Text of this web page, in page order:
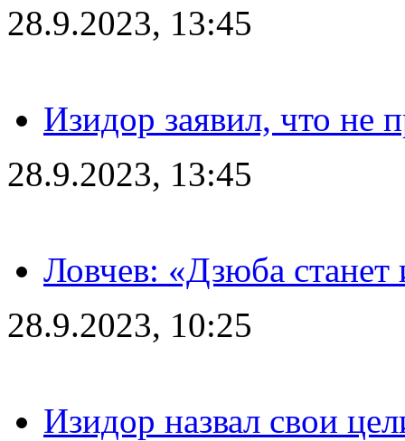
28.9.2023, 13:45
Изидор заявил, что не
28.9.2023, 13:45
Ловчев: «Дзюба станет
28.9.2023, 10:25
Изидор назвал свои